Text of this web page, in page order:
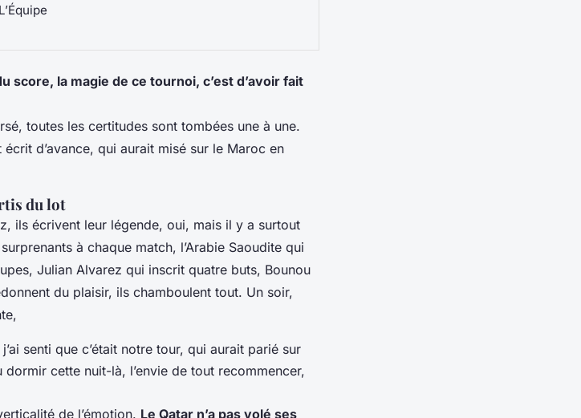
score, la magie de ce tournoi, c’est d’avoir fait
toutes les certitudes sont tombées une à une.
écrit d’avance, qui aurait misé sur le Maroc en
du lot
ils écrivent leur légende, oui, mais il y a surtout
à chaque match, l’Arabie Saoudite qui
Julian Alvarez qui inscrit quatre buts, Bounou
du plaisir, ils chamboulent tout. Un soir,
senti que c’était notre tour, qui aurait parié sur
dormir cette nuit-là, l’envie de tout recommencer,
de l’émotion. Le Qatar n’a pas volé ses